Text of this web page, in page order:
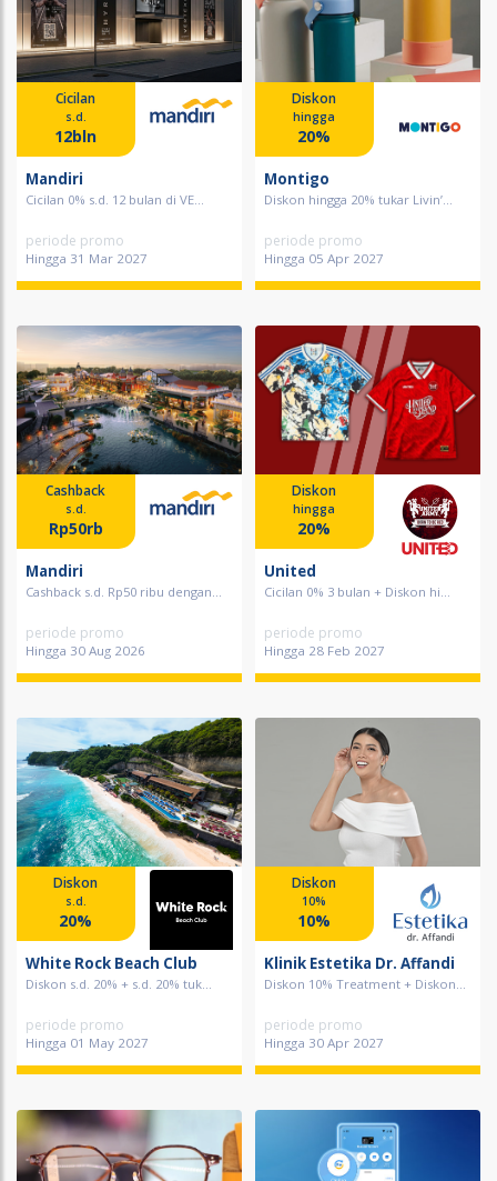
Cicilan
s.d.
12bln
Mandiri
Cicilan 0% s.d. 12 bulan di VE...
periode promo
Hingga 31 Mar 2027
Diskon
hingga
20%
Montigo
Diskon hingga 20% tukar Livin’...
periode promo
Hingga 05 Apr 2027
Cashback
s.d.
Rp50rb
Mandiri
Cashback s.d. Rp50 ribu dengan...
periode promo
Hingga 30 Aug 2026
Diskon
hingga
20%
United
Cicilan 0% 3 bulan + Diskon hi...
periode promo
Hingga 28 Feb 2027
Diskon
s.d.
20%
White Rock Beach Club
Diskon s.d. 20% + s.d. 20% tuk...
periode promo
Hingga 01 May 2027
Diskon
10%
10%
Klinik Estetika Dr. Affandi
Diskon 10% Treatment + Diskon...
periode promo
Hingga 30 Apr 2027